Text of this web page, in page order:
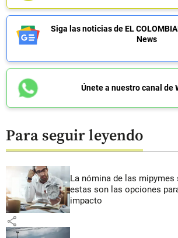
Siga las noticias de EL
News
Únete a nuestro canal de
Para seguir leyendo
La nómina de las
estas son las opciones
impacto
share